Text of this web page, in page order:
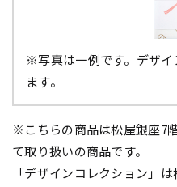
※写真は一例です。デザ
ます。
※こちらの商品は松屋銀座7
て取り扱いの商品です。
「デザインコレクション」